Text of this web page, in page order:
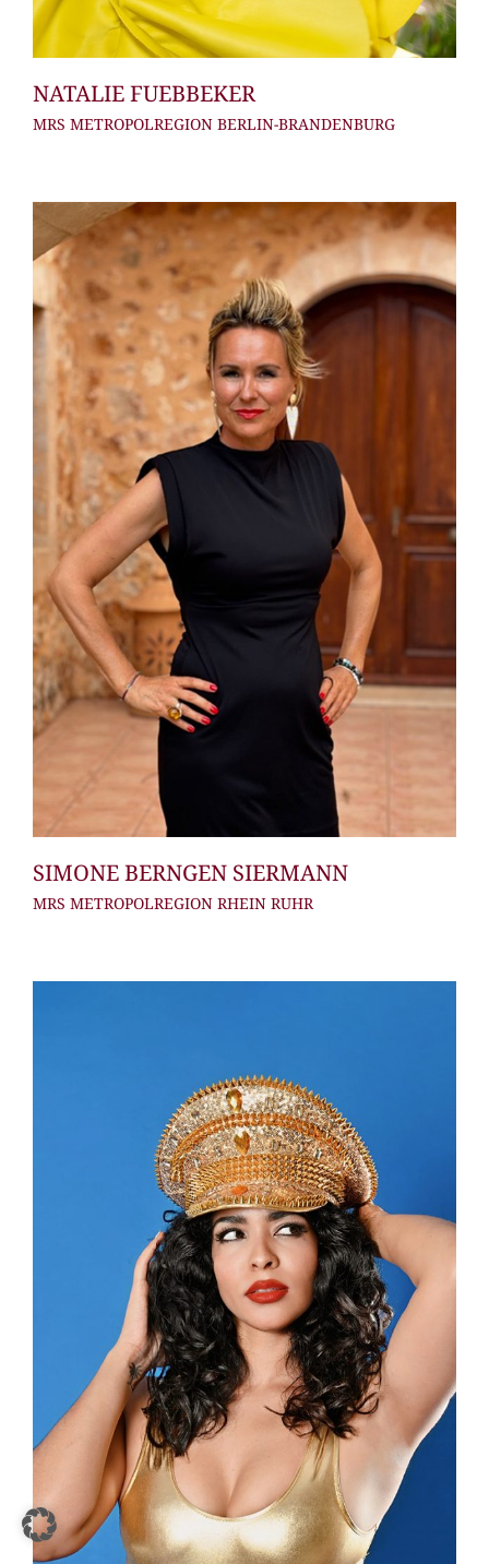
NATALIE FUEBBEKER
MRS METROPOLREGION BERLIN-BRANDENBURG
SIMONE BERNGEN SIERMANN
MRS METROPOLREGION RHEIN RUHR